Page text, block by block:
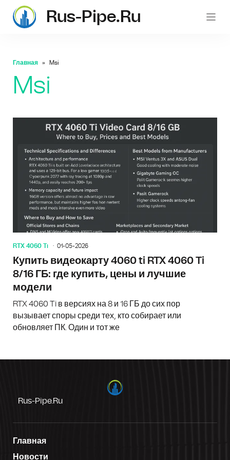
rus-
Rus-Pipe.ru
Главная Msi
Msi
RTX 4060 Ti 01-05-2026
Купить видеокарту 4060 ti RTX 4060 Ti
8/16 ГБ: где купить, цены и лучшие
модели
RTX 4060 Ti в версиях на 8 и 16 ГБ до сих пор
вызывает споры среди тех, кто собирает или
обновляет ПК. Один и тот же
Rus-Pipe.ru
Главная
Новости